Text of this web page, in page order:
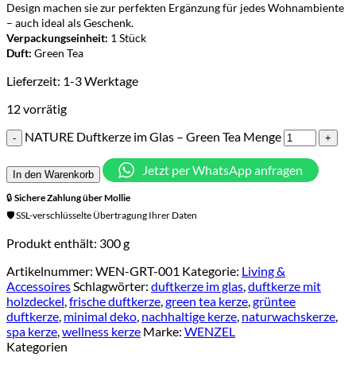
Design machen sie zur perfekten Ergänzung für jedes Wohnambiente
– auch ideal als Geschenk.
Verpackungseinheit: 1 Stück
Duft: Green Tea
Lieferzeit: 1-3 Werktage
12 vorrätig
NATURE Duftkerze im Glas – Green Tea Menge
In den Warenkorb Jetzt per WhatsApp anfragen
🔒 Sichere Zahlung überMollie
🛡️ SSL-verschlüsselte Übertragung Ihrer Daten
Produkt enthält: 300g
Artikelnummer: WEN-GRT-001 Kategorie: Living &
AccessoiresSchlagwörter: duftkerze im glas,duftkerze mit
holzdeckel,frische duftkerze,green tea kerze,grüntee
duftkerze, minimal deko, nachhaltige kerze, naturwachskerze,
spa kerze,wellness kerze Marke: WENZEL
Kategorien